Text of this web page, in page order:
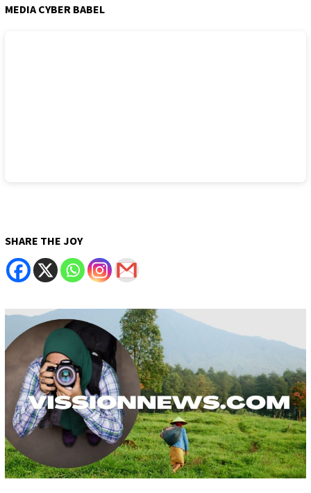
MEDIA CYBER BABEL
SHARE THE JOY